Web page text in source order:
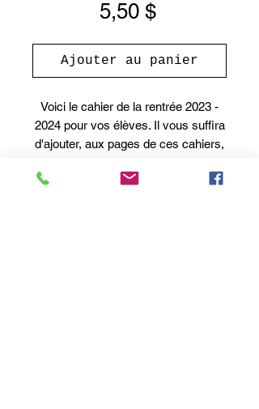
5,50 $Prix
Ajouter au panier
Voici le cahier de la rentrée 2023 -
2024 pour vos élèves. Il vous suffira
d'ajouter, aux pages de ces cahiers,
activités préférées Mission Musique.